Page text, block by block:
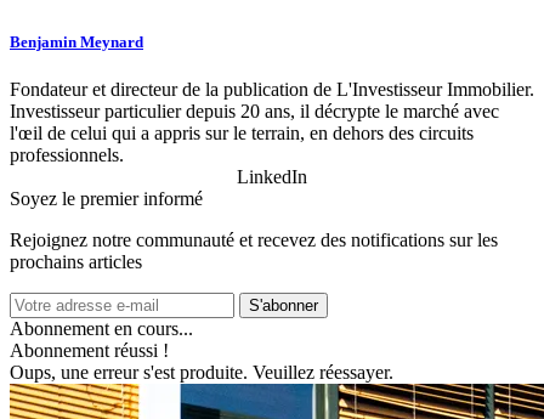
Benjamin Meynard
Fondateur et directeur de la publication de L'Investisseur Immobilier.
Investisseur particulier depuis 20 ans, il décrypte le marché avec
l'œil de celui qui a appris sur le terrain, en dehors des circuits
professionnels.
LinkedIn
Soyez le premier informé
Rejoignez notre communauté et recevez des notifications sur les
prochains articles
S'abonner
Abonnement en cours...
Abonnement réussi !
Oups, une erreur s'est produite. Veuillez réessayer.